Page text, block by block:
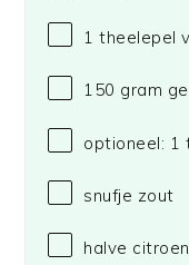
1 theelepel
150 gram
optioneel: 1
snufje zout
halve citroen